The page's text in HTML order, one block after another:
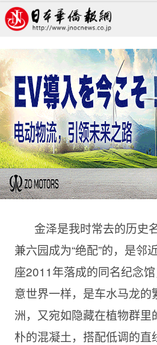
【日本文史漫笔340】“笨人
意
蒋丰 特辑 日本文史漫笔
日本华侨报 2025/3/3 10:40:17
金泽是我时常去的历史
兼六园成为“绝配”的，是邻
座2011年落成的同名纪念
意世界一样，是车水马龙
洲，又宛如隐藏在植物群里
朴的混凝土，搭配低调的直